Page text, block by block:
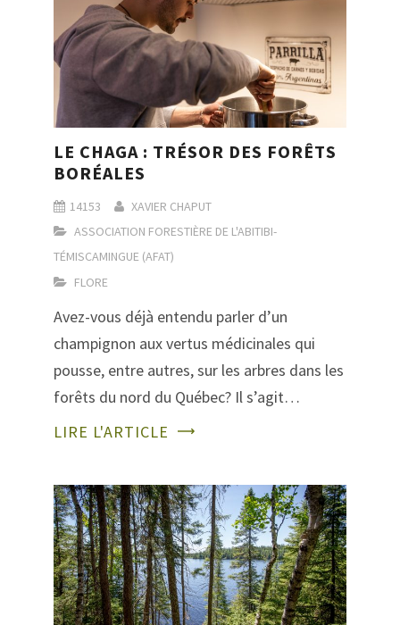
LE CHAGA : TRÉSOR DES FORÊTS
BORÉALES
14153
XAVIER CHAPUT
ASSOCIATION FORESTIÈRE DE L'ABITIBI-
TÉMISCAMINGUE (AFAT)
FLORE
Avez-vous déjà entendu parler d’un
champignon aux vertus médicinales qui
pousse, entre autres, sur les arbres dans les
forêts du nord du Québec? Il s’agit…
LIRE L'ARTICLE